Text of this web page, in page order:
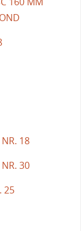
NR. 18
NR. 30
25